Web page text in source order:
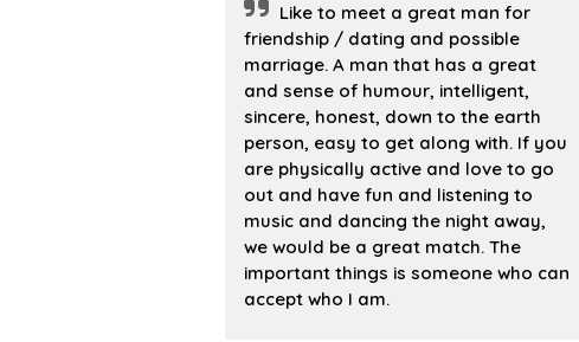
Like to meet a great man for
friendship / dating and possible
marriage. A man that has a great
and sense of humour, intelligent,
sincere, honest, down to the earth
person, easy to get along with. If you
are physically active and love to go
out and have fun and listening to
music and dancing the night away,
we would be a great match. The
important things is someone who can
accept who I am.